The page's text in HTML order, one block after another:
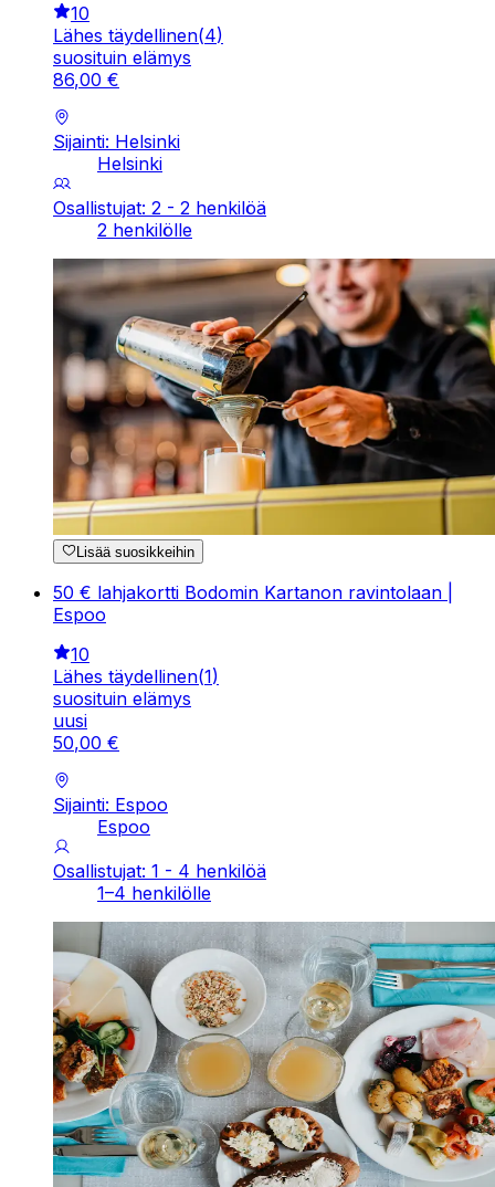
10
Lähes täydellinen(4)
suosituin elämys
86,00 €
Sijainti: Helsinki
Helsinki
Osallistujat: 2 - 2 henkilöä
2 henkilölle
Lisää suosikkeihin
50 € lahjakortti Bodomin Kartanon ravintolaan |
Espoo
10
Lähes täydellinen(1)
suosituin elämys
uusi
50,00 €
Sijainti: Espoo
Espoo
Osallistujat: 1 - 4 henkilöä
1–4 henkilölle